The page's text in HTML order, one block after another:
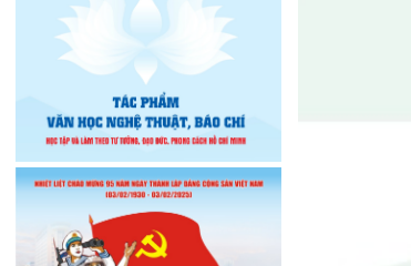
Đại hội lần thứ I Chi hội Nhiếp
ảnh Đông Đắk Lắk nhiệm kỳ
2026 – 2031 thành công tốt đẹp
Chi hội Âm nhạc Đông Đắk Lắk
tổ chức Đại hội lần thứ I, nhiệm
kỳ 2026 – 2031